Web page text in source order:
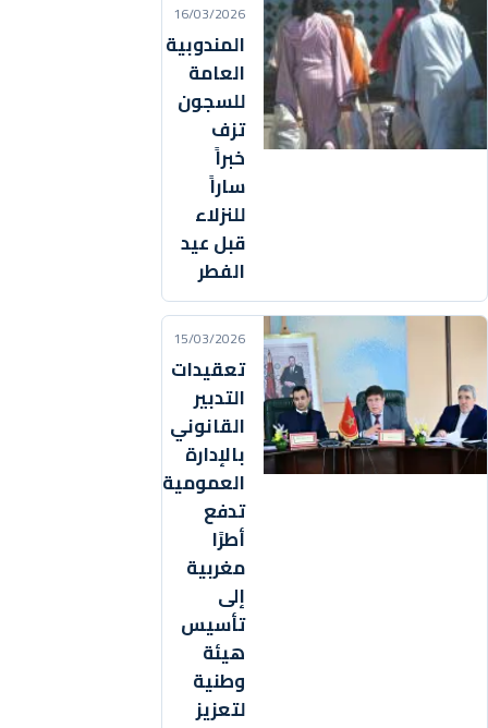
16/03/2026
المندوبية
العامة
للسجون
تزف
خبراً
ساراً
للنزلاء
قبل عيد
الفطر
15/03/2026
تعقيدات
التدبير
القانوني
بالإدارة
العمومية
تدفع
أطرًا
مغربية
إلى
تأسيس
هيئة
وطنية
لتعزيز